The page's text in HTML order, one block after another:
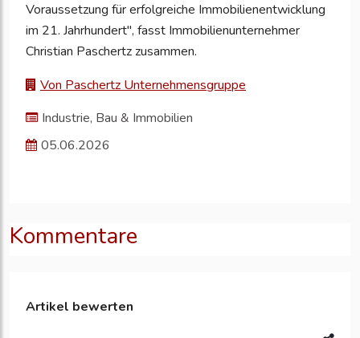
Voraussetzung für erfolgreiche Immobilienentwicklung
im 21. Jahrhundert", fasst Immobilienunternehmer
Christian Paschertz zusammen.
Von Paschertz Unternehmensgruppe
Industrie, Bau & Immobilien
05.06.2026
Kommentare
Artikel bewerten